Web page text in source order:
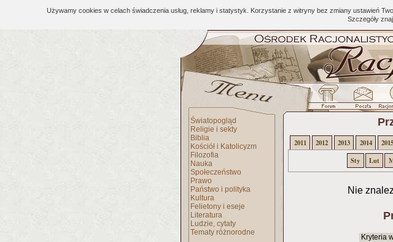
Używamy cookies w celach świadczenia usług, reklamy i statystyk. Korzystanie z witryny bez zmiany ustawień
Szczegóły
Światopogląd
Religie i sekty
Biblia
Kościół i Katolicyzm
Filozofia
Nauka
Społeczeństwo
Prawo
Państwo i polityka
Kultura
Felietony i eseje
Literatura
Ludzie, cytaty
Tematy różnorodne
2011 2012 2013 2014 2015
Sty
Lut
Nie
Kryteria